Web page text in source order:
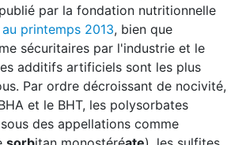
par la fondation nutritionnelle
printemps 2013, bien que
sécuritaires par l'industrie et le
additifs artificiels sont les plus
Par ordre décroissant de nocivité,
et le BHT, les polysorbates
des appellations comme